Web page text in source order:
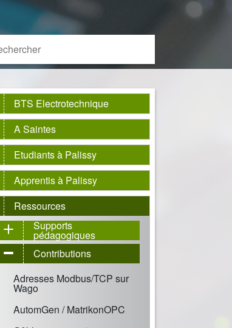
:
BTS Electrotechnique
A Saintes
Etudiants à Palissy
Apprentis à Palissy
Ressources
Supports
pédagogiques
Contributions
Adresses Modbus/TCP sur
Wago
AutomGen / MatrikonOPC